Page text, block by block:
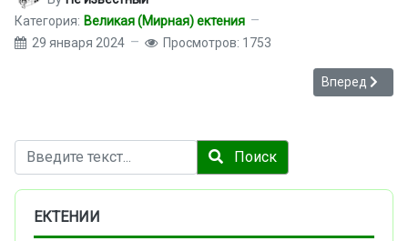
Категория: Великая (Мирная) ектения
29 января 2024
Просмотров: 1753
Следующий:
Вперед
Поиск Поиск
ЕКТЕНИИ